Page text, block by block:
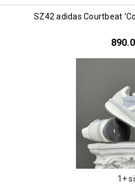
SZ42 adidas Courtbeat
1+